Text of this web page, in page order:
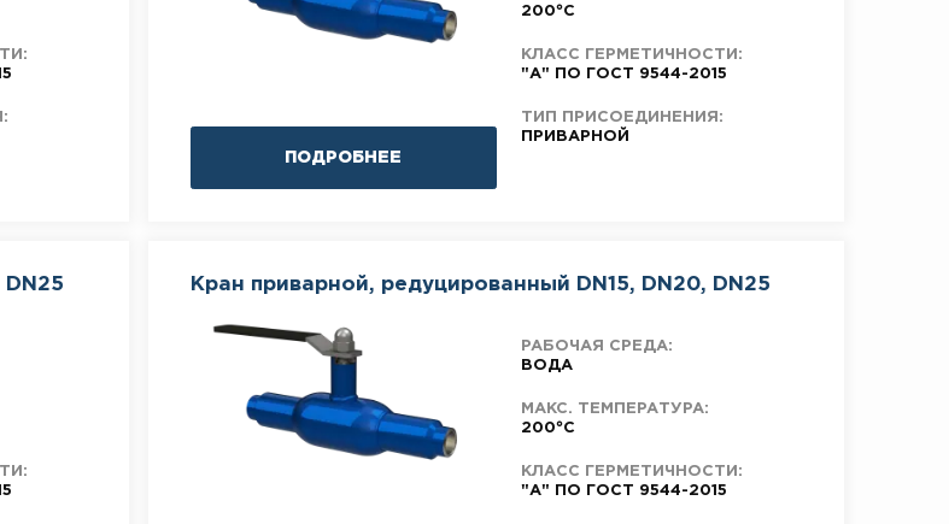
ПОДРОБНЕЕ
200°C
КЛАСС ГЕРМЕТИЧНОСТИ:
"А" ПО ГОСТ 9544-2015
ТИП ПРИСОЕДИНЕНИЯ:
ПРИВАРНОЙ
Кран приварной, редуцированный DN15, DN20, DN25
РАБОЧАЯ СРЕДА:
ВОДА
МАКС. ТЕМПЕРАТУРА:
200°C
КЛАСС ГЕРМЕТИЧНОСТИ:
"А" ПО ГОСТ 9544-2015